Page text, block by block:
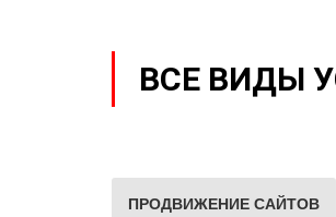
ВСЕ ВИДЫ
ПРОДВИЖЕНИЕ САЙТОВ